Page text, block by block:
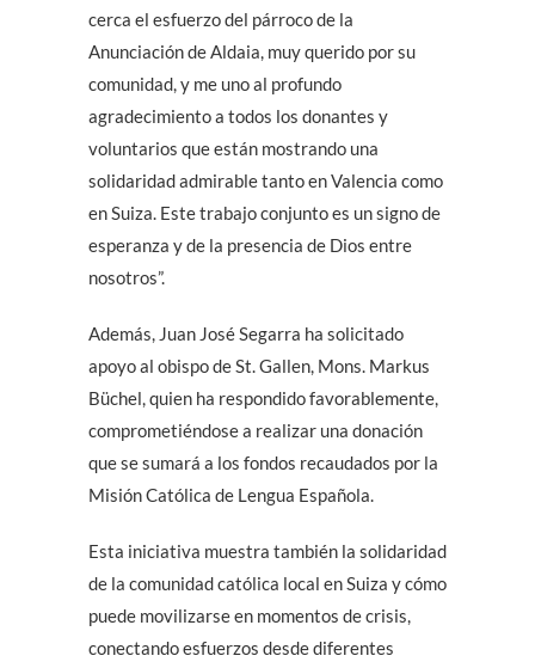
cerca el esfuerzo del párroco de la
Anunciación de Aldaia, muy querido por su
comunidad, y me uno al profundo
agradecimiento a todos los donantes y
voluntarios que están mostrando una
solidaridad admirable tanto en Valencia como
en Suiza. Este trabajo conjunto es un signo de
esperanza y de la presencia de Dios entre
nosotros”.
Además, Juan José Segarra ha solicitado
apoyo al obispo de St. Gallen, Mons. Markus
Büchel, quien ha respondido favorablemente,
comprometiéndose a realizar una donación
que se sumará a los fondos recaudados por la
Misión Católica de Lengua Española.
Esta iniciativa muestra también la solidaridad
de la comunidad católica local en Suiza y cómo
puede movilizarse en momentos de crisis,
conectando esfuerzos desde diferentes